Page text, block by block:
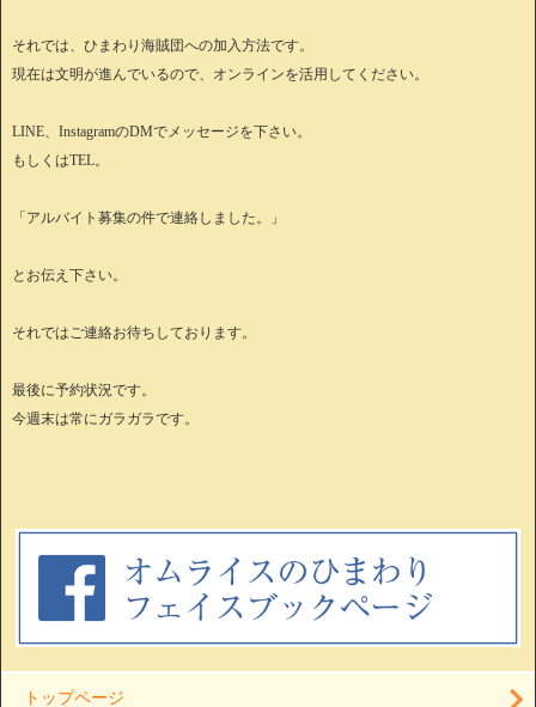
それでは、ひまわり海賊団への加入方法です。
現在は文明が進んでいるので、オンラインを活用してください。
LINE、InstagramのDMでメッセージを下さい。
もしくはTEL。
「アルバイト募集の件で連絡しました。」
とお伝え下さい。
それではご連絡お待ちしております。
最後に予約状況です。
今週末は常にガラガラです。
トップページ